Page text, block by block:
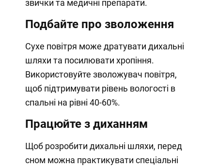
звички та медичні препарати.
Подбайте про зволоження
Сухе повітря може дратувати дихальні
шляхи та посилювати хропіння.
Використовуйте зволожувач повітря,
щоб підтримувати рівень вологості в
спальні на рівні 40-60%.
Працюйте з диханням
Щоб розробити дихальні шляхи, перед
сном можна практикувати спеціальні